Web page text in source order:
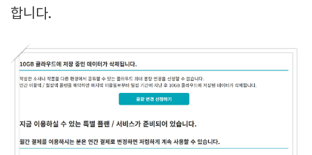
합니다.